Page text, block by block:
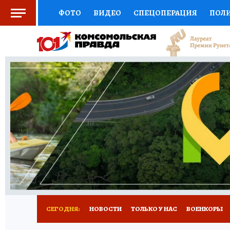
ФОТО ВИДЕО СПЕЦОПЕРАЦИЯ
СОЦПОДДЕРЖКА НАУКА СПОРТ
ВЫБОР ЭКСПЕРТОВ ДОКТОР
КНИЖНАЯ ПОЛКА ПРОГНОЗЫ НА СПОРТ
ПРЕСС-ЦЕНТР НЕДВИЖИМОСТЬ
РАДИО КП РЕКЛАМА ОБЪЯВЛЕНИЯ
СЕГОДНЯ: НОВОСТИ ТОЛЬКО У НАС ВОЕНКОРЫ